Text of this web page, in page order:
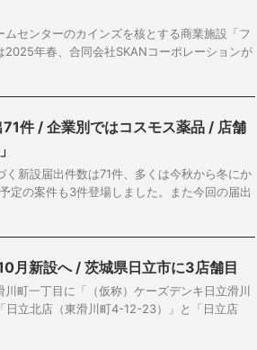
センターのカインズを核とする商業施設「フ
年春、合同会社SKANコーポレーションが
件 / 企業別ではコスモス薬品 / 店舗
新設届出件数は71件、多くは今秋から冬にか
定の案件も3件登場しました。また今回の届出
月新設へ / 茨城県日立市に3店舗目
町一丁目に「（仮称）ケーズデンキ日立滑川
日立北店（東滑川町4-12-23）」と「日立店